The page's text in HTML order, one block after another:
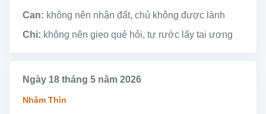
Can: không nên nhận đất, chủ không được lành
Chi: không nên gieo quẻ hỏi, tự rước lấy tai ương
Ngày 18 tháng 5 năm 2026
Nhâm Thìn